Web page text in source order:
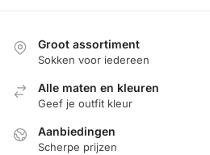
Groot assortiment
Sokken voor iedereen
Alle maten en kleuren
Geef je outfit kleur
Aanbiedingen
Scherpe prijzen